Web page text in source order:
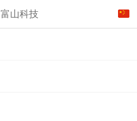
富山科技